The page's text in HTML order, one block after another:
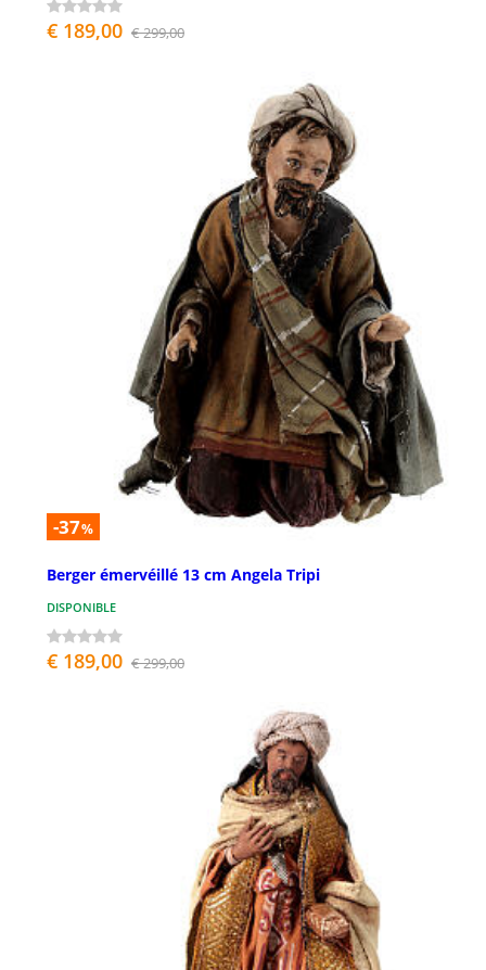
€ 189,00 € 299,00
-37%
Berger émervéillé 13 cm Angela Tripi
DISPONIBLE
€ 189,00 € 299,00